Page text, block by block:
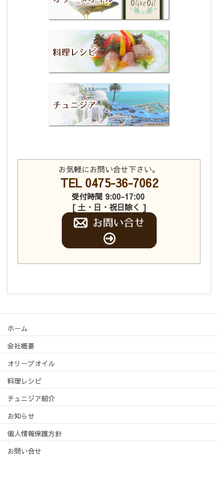
お気軽にお問い合せ下さい。
TEL 0475-36-7062
受付時間 9:00-17:00
[ 土・日・祝日除く ]
ホーム
会社概要
オリーブオイル
料理レシピ
チュニジア紹介
お知らせ
個人情報保護方針
お問い合せ